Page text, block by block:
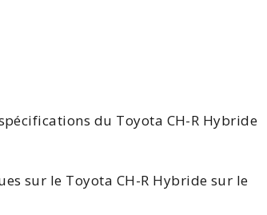
du Toyota CH-R Hybride
sur le Toyota CH-R Hybride sur le